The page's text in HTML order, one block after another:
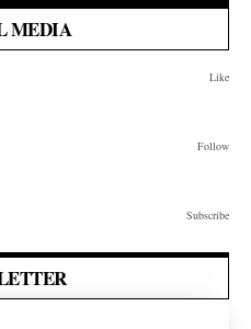
MEDIA
Like
Follow
Subscribe